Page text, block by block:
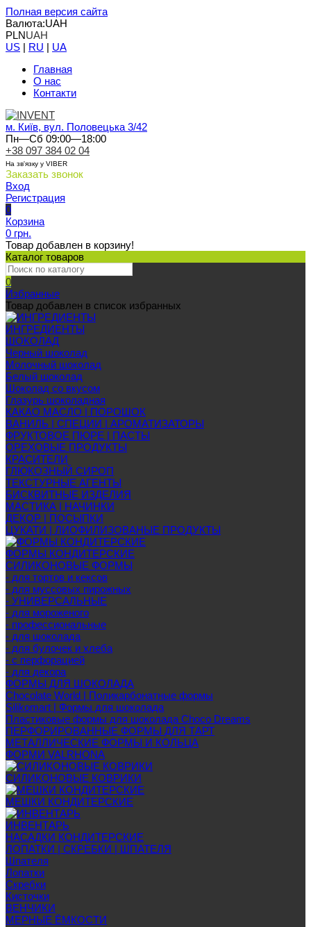
Полная версия сайта
Валюта:UAH
PLNUAH
US | RU | UA
Главная
О нас
Контакти
м. Київ, вул. Половецька 3/42
Пн—Сб 09:00—18:00
+38 097 384 02 04
На зв'язку у VIBER
Заказать звонок
Вход
Регистрация
0
Корзина
0 грн.
Товар добавлен в корзину!
Каталог товаров
0
Избранные
Товар добавлен в список избранных
ИНГРЕДИЕНТЫ
ШОКОЛАД
Черный шоколад
Молочный шоколад
Белый шоколад
Шоколад со вкусом
Глазурь шоколадная
КАКАО МАСЛО | ПОРОШОК
ВАНИЛЬ | СПЕЦИИ | АРОМАТИЗАТОРЫ
ФРУКТОВОЕ ПЮРЕ | ПАСТЫ
ОРЕХОВЫЕ ПРОДУКТЫ
КРАСИТЕЛИ
ГЛЮКОЗНЫЙ СИРОП
ТЕКСТУРНЫЕ АГЕНТЫ
БИСКВИТНЫЕ ИЗДЕЛИЯ
МАСТИКА | НАЧИНКИ
ДЕКОР | ПОСЫПКИ
ЦУКАТИ | ЛИОФИЛИЗОВАНЫЕ ПРОДУКТЫ
ФОРМЫ КОНДИТЕРСКИЕ
СИЛИКОНОВЫЕ ФОРМЫ
- для тортов и кексов
- для муссовых пирожных
- УНИВЕРСАЛЬНЫЕ
- для мороженого
- профессиональные
- для шоколада
- для булочек и хлеба
- с перфорацией
- для декора
ФОРМЫ ДЛЯ ШОКОЛАДА
Chocolate World | Поликарбонатные формы
Silikomart | Формы для шоколада
Пластиковые формы для шоколада Choco Dreams
ПЕРФОРИРОВАННЫЕ ФОРМЫ ДЛЯ ТАРТ
МЕТАЛЛИЧЕСКИЕ ФОРМЫ И КОЛЬЦА
ФОРМИ VALRHONA
СИЛИКОНОВЫЕ КОВРИКИ
МЕШКИ КОНДИТЕРСКИЕ
ИНВЕНТАРЬ
НАСАДКИ КОНДИТЕРСКИЕ
ЛОПАТКИ | СКРЕБКИ | ШПАТЕЛЯ
Шпателя
Лопатки
Скребки
Кисточки
ВЕНЧИКИ
МЕРНЫЕ ЁМКОСТИ